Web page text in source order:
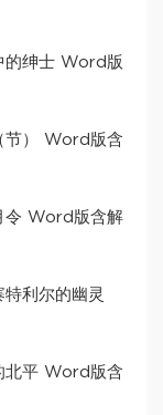
的绅士 Word版
节） Word版含
令 Word版含解
利尔的幽灵
北平 Word版含